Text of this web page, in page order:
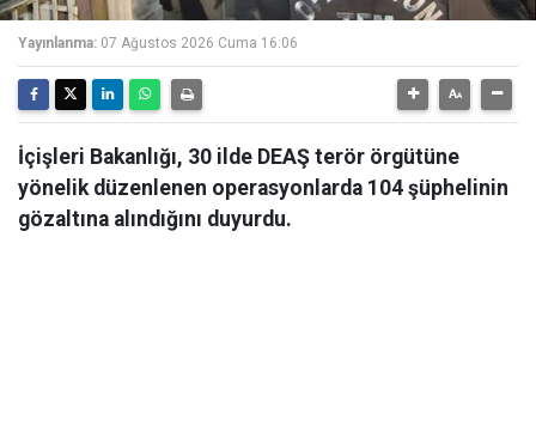
Yayınlanma: 07 Ağustos 2026 Cuma 16:06
İçişleri Bakanlığı, 30 ilde DEAŞ terör örgütüne
yönelik düzenlenen operasyonlarda 104 şüphelinin
gözaltına alındığını duyurdu.